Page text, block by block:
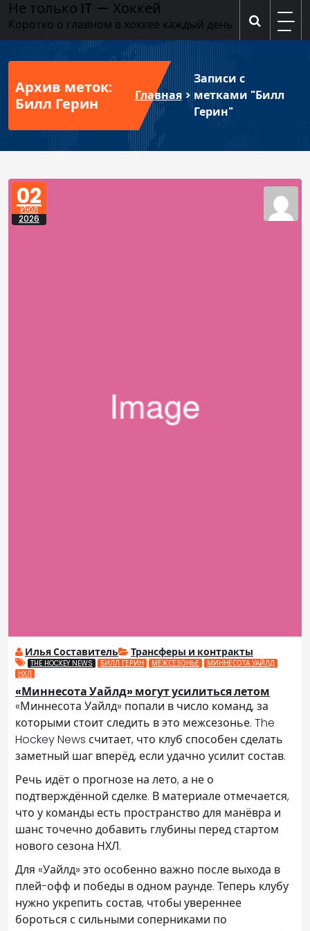
Перейти
содержимому
Не только IT — Хоккей
Коротко о главном в хоккее каждый день
Архив меток:
Билл Герин
Главная>
Записи с
метками "Билл
Герин"
02
Июл
2026
Илья Составитель Трансферы и контракты
THE HOCKEY NEWS БИЛЛ ГЕРИН МЕЖСЕЗОНЬЕ
МИННЕСОТА УАЙЛД
НХЛ
«Миннесота Уайлд» могут усилиться летом
«Миннесота Уайлд» попали в число команд, за
которыми стоит следить в это межсезонье. The
Hockey News считает, что клуб способен сделать
заметный шаг вперёд, если удачно усилит состав.
Речь идёт о прогнозе на лето, а не о
подтверждённой сделке. В материале отмечается,
что у команды есть пространство для манёвра и
шанс точечно добавить глубины перед стартом
нового сезона НХЛ.
Для «Уайлд» это особенно важно после выхода в
плей-офф и победы в одном раунде. Теперь клубу
нужно укрепить состав, чтобы увереннее
бороться с сильными соперниками по